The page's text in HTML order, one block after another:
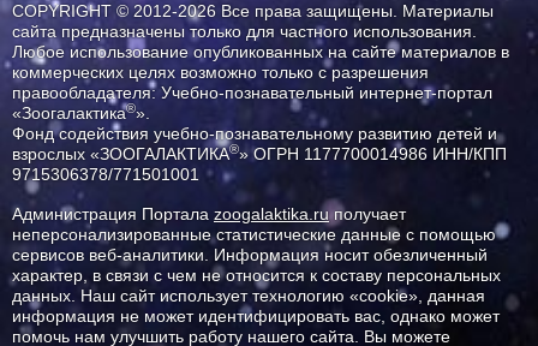
COPYRIGHT © 2012-2026 Все права защищены. Материалы
сайта предназначены только для частного использования.
Любое использование опубликованных на сайте материалов в
коммерческих целях возможно только с разрешения
правообладателя: Учебно-познавательный интернет-портал
«Зоогалактика®».
Фонд содействия учебно-познавательному развитию детей и
взрослых «ЗООГАЛАКТИКА®» ОГРН 1177700014986 ИНН/КПП
9715306378/771501001
Администрация Портала zoogalaktika.ruполучает
неперсонализированные статистические данные с помощью
сервисов веб-аналитики. Информация носит обезличенный
характер, в связи с чем не относится к составу персональных
данных. Наш сайт использует технологию «cookie», данная
информация не может идентифицировать вас, однако может
помочь нам улучшить работу нашего сайта. Вы можете